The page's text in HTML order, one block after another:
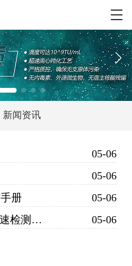
T
o
g
g
l
e
n
a
t
o
新闻资讯
05-06
05-06
册
05-06
PCR法支原体快速检测试剂盒
05-06